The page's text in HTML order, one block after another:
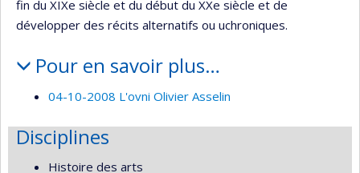
fin du XIXe siècle et du début du XXe siècle et de
développer des récits alternatifs ou uchroniques.
Pour en savoir plus…
04-10-2008 L'ovni Olivier Asselin
Disciplines
Histoire des arts